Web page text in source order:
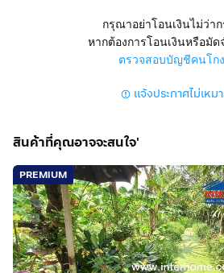
กดเพื่อดูเบอร์โทร xxxxxx432
กดเพื่อดูเบอร์โทร
https://maps.app.goo.gl/
“เปลี่ยนฝันของคุณให้เป็นจริงกับที่ดินแ
กรุณาอย่าโอนเงินไม่ว่า
หากต้องการโอนเงินหรือมัด
ตรวจสอบบัญชีคนโก
แจ้งประกาศไม่เหม
สินค้าที่คุณอาจจะสนใจ'
PREMIUM